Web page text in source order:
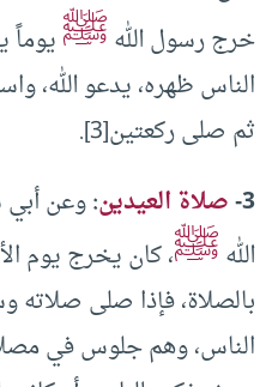
خرج رسول اللهﷺ
الناس ظهره، يدعو الله،
ثم صلى ركعتين[3].
3- صلاة العيدين:وعن
اللهﷺ، كان يخرج يوم
بالصلاة، فإذا صلى صلاته
الناس، وهم جلوس في